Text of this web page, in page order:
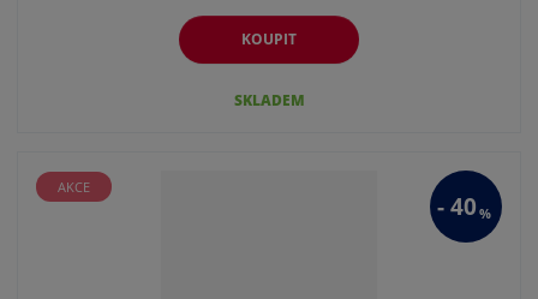
KOUPIT
SKLADEM
-40%
AKCE